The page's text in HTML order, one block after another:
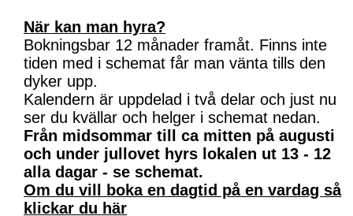
När kan man hyra?
Bokningsbar 12 månader framåt. Finns inte
tiden med i schemat får man vänta tills den
dyker upp.
Kalendern är uppdelad i två delar och just nu
ser du kvällar och helger i schemat nedan.
Från midsommar till ca mitten på augusti
och under jullovet hyrs lokalen ut 13 - 12
alla dagar - se schemat.
Om du vill boka en dagtid på en vardag så
klickar du här